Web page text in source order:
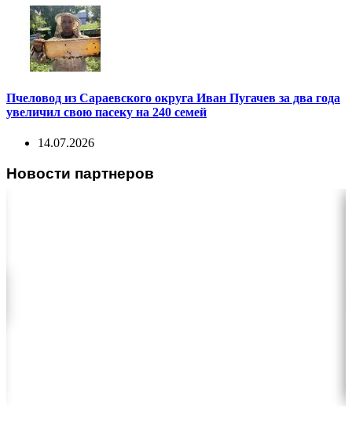
Пчеловод из Сараевского округа Иван Пугачев за два года
увеличил свою пасеку на 240 семей
14.07.2026
Новости партнеров